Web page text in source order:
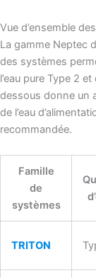
Vue d’ensemble
La gamme Neptec
des systèmes
l’eau pure Type 2
dessous donne un
de l’eau
recommandée.
Famille
de
systèmes
TRITON